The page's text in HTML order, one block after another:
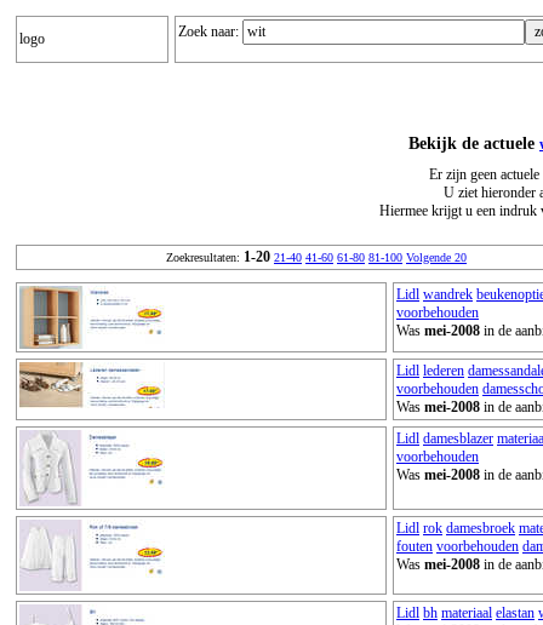
logo Zoek naar:
Bekijk de actuele
Er zijn geen
U ziet hieronder
Hiermee krijgt u een indruk
Zoekresultaten: 1-20 21-40 41-60 61-80 81-100 Volgende 20
Lidl wandrek
voorbehouden
Was mei-2008 in de
Lidl lederen
voorbehouden
Was mei-2008 in de
Lidl damesblazer
voorbehouden
Was mei-2008 in de
Lidl rok damesbroek
fouten voorbehouden
Was mei-2008 in de
Lidl bh materiaal elastan